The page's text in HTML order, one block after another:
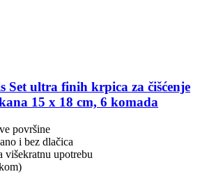
Set ultra finih krpica za čišćenje
15 x 18 cm, 6 komada
površine
i bez dlačica
višekratnu upotrebu